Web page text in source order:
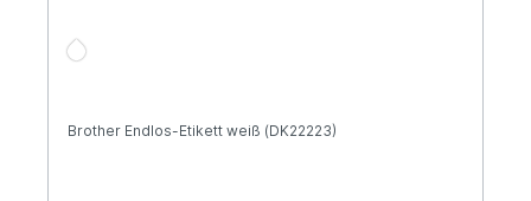
Brother Endlos-Etikett weiß (DK22223)